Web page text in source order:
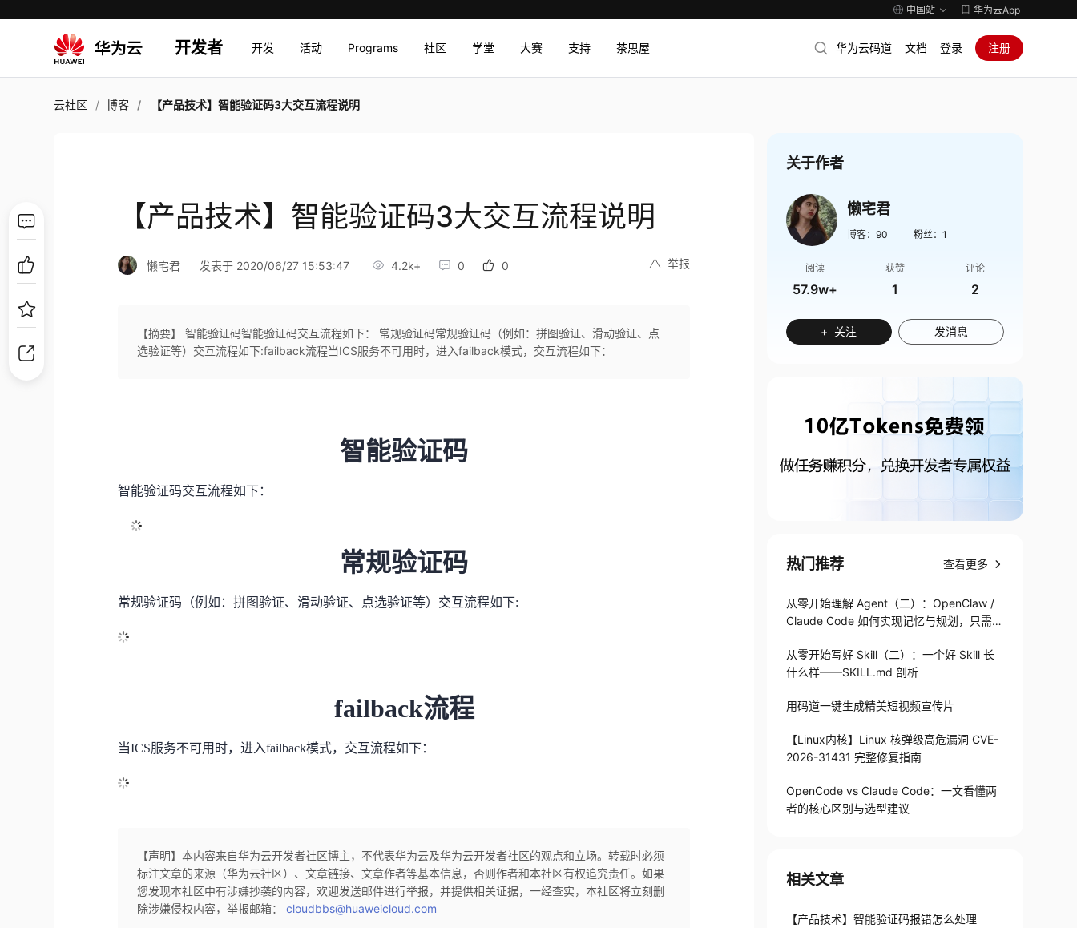
中国站 华为云App
开发者 开发 活动 Programs 社区 学堂 大赛 支持 茶思屋 华为云码道 文档 登录 注册
云社区 博客 【产品技术】智能验证码3大交互流程说明
【产品技术】智能验证码3大交互流程说明
举报
懒宅君 发表于 2020/06/27 15:53:47 4.2k+ 0 0
【摘要】 智能验证码智能验证码交互流程如下： 常规验证码常规验证码（例如：拼图验证、滑动验证、点
选验证等）交互流程如下:failback流程当ICS服务不可用时，进入failback模式，交互流程如下：
智能验证码
智能验证码交互流程如下：
常规验证码
常规验证码（例如：拼图验证、滑动验证、点选验证等）交互流程如下:
failback流程
当ICS服务不可用时，进入failback模式，交互流程如下：
【声明】本内容来自华为云开发者社区博主，不代表华为云及华为云开发者社区的观点和立场。转载时必须
标注文章的来源（华为云社区）、文章链接、文章作者等基本信息，否则作者和本社区有权追究责任。如果
您发现本社区中有涉嫌抄袭的内容，欢迎发送邮件进行举报，并提供相关证据，一经查实，本社区将立刻删
除涉嫌侵权内容，举报邮箱：cloudbbs@huaweicloud.com
关于作者
懒宅君
博客： 90 粉丝： 1
阅读
57.9w+
获赞
1
评论
2
+ 关注 发消息
热门推荐 查看更多
从零开始理解 Agent（二）：OpenClaw /
Claude Code 如何实现记忆与规划，只需1
从零开始写好 Skill（二）：一个好 Skill 长
什么样——SKILL.md 剖析
用码道一键生成精美短视频宣传片
【Linux内核】Linux 核弹级高危漏洞 CVE-
2026-31431 完整修复指南
OpenCode vs Claude Code：一文看懂两
者的核心区别与选型建议
相关文章
【产品技术】智能验证码报错怎么处理